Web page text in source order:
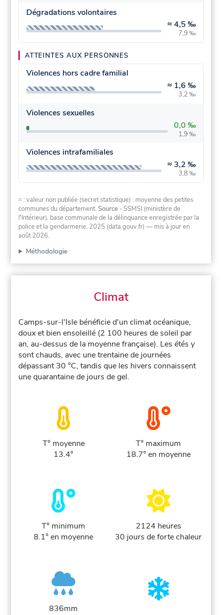
Dégradations volontaires
≈4,5 ‰
7,9 ‰
ATTEINTES AUX PERSONNES
Violences hors cadre familial
≈ 1,6 ‰
3,2 ‰
Violences sexuelles
0,0 ‰
1,9 ‰
Violences intrafamiliales
≈ 3,2 ‰
3,8 ‰
≈ : valeur non publiée (secret statistique) : moyenne des petites
communes du département.Source - SSMSI (ministère de
l'Intérieur), base communale de la délinquance enregistrée par la
police et la gendarmerie, 2025 (data.gouv.fr) — mis à jour en
août 2026.
Méthodologie
Climat
Camps-sur-l'Isle bénéficie d'un climat océanique,
doux et bien ensoleillé (2 100 heures de soleil par
an, au-dessus de la moyenne française). Les étés y
sont chauds, avec une trentaine de journées
dépassant 30 °C, tandis que les hivers connaissent
une quarantaine de jours de gel.
T° moyenne
13.4°
T° maximum
18.7° en moyenne
T° minimum
8.1° en moyenne
2124 heures
30 jours de forte chaleur
836mm